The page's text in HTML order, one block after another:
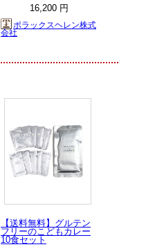
16,200 円
ポラックスヘレン株式
会社
【送料無料】グルテン
フリーのこどもカレー
10食セット